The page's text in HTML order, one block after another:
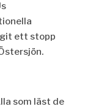
ett stopp
som läst de